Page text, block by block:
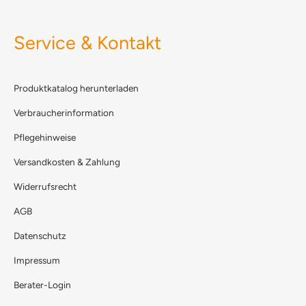
Service & Kontakt
Produktkatalog herunterladen
Verbraucherinformation
Pflegehinweise
Versandkosten & Zahlung
Widerrufsrecht
AGB
Datenschutz
Impressum
Berater-Login